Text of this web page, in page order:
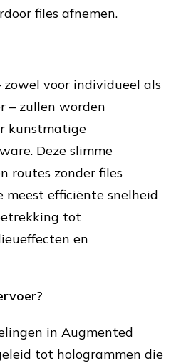
files afnemen.
voor individueel als
– zullen worden
kunstmatige
Deze slimme
routes zonder files
meest efficiënte snelheid
tot
en
in Augmented
tot hologrammen die